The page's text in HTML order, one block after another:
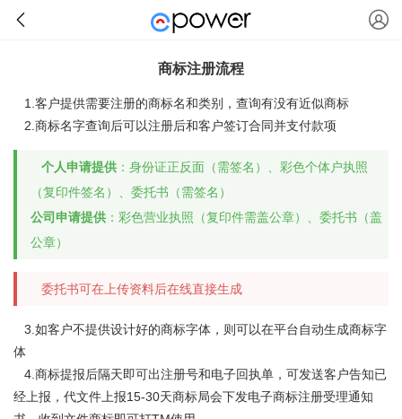
商标注册流程
1.客户提供需要注册的商标名和类别，查询有没有近似商标
2.商标名字查询后可以注册后和客户签订合同并支付款项
个人申请提供 ：身份证正反面（需签名）、彩色个体户执照
（复印件签名）、委托书（需签名）
公司申请提供 ：彩色营业执照（复印件需盖公章）、委托书（盖
公章）
委托书可在上传资料后在线直接生成
3.如客户不提供设计好的商标字体，则可以在平台自动生成商标字
体
4.商标提报后隔天即可出注册号和电子回执单，可发送客户告知已
经上报，代文件上报15-30天商标局会下发电子商标注册受理通知